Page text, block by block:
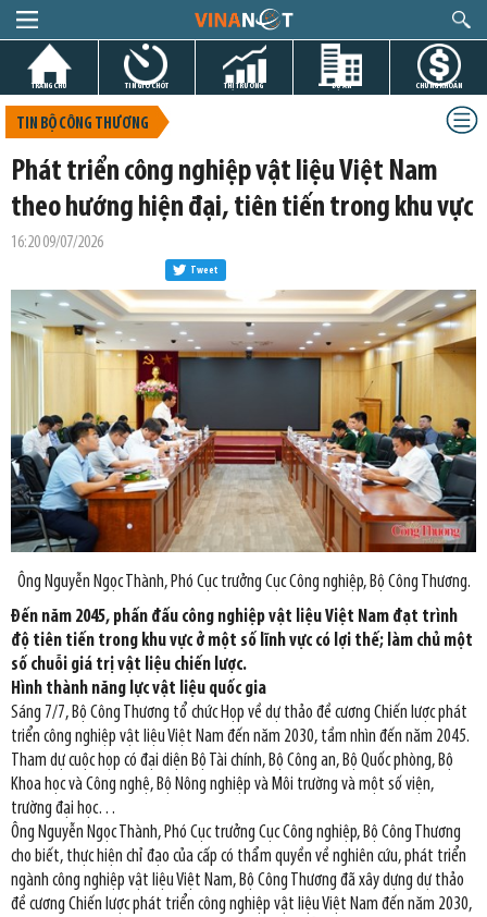
TRANG CHỦ TIN GIỜ CHÓT THỊ TRƯỜNG DỰ ÁN CHỨNG KHOÁN
TIN BỘ CÔNG THƯƠNG
Phát triển công nghiệp vật liệu Việt Nam
theo hướng hiện đại, tiên tiến trong khu vực
16:20 09/07/2026
Tweet
Ông Nguyễn Ngọc Thành, Phó Cục trưởng Cục Công nghiệp, Bộ Công Thương.
Đến năm 2045, phấn đấu công nghiệp vật liệu Việt Nam đạt trình
độ tiên tiến trong khu vực ở một số lĩnh vực có lợi thế; làm chủ một
số chuỗi giá trị vật liệu chiến lược.
Hình thành năng lực vật liệu quốc gia
Sáng 7/7, Bộ Công Thương tổ chức Họp về dự thảo đề cương Chiến lược phát
triển công nghiệp vật liệu Việt Nam đến năm 2030, tầm nhìn đến năm 2045.
Tham dự cuộc họp có đại diện Bộ Tài chính, Bộ Công an, Bộ Quốc phòng, Bộ
Khoa học và Công nghệ, Bộ Nông nghiệp và Môi trường và một số viện,
trường đại học…
Ông Nguyễn Ngọc Thành, Phó Cục trưởng Cục Công nghiệp, Bộ Công Thương
cho biết, thực hiện chỉ đạo của cấp có thẩm quyền về nghiên cứu, phát triển
ngành công nghiệp vật liệu Việt Nam, Bộ Công Thương đã xây dựng dự thảo
đề cương Chiến lược phát triển công nghiệp vật liệu Việt Nam đến năm 2030,